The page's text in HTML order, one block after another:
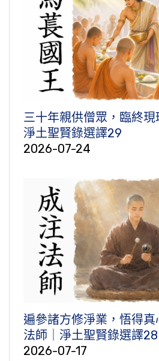
三十年親供僧眾，臨終現
淨土聖賢錄選譯29
2026-07-24
遍參諸方修淨業，悟得
法師｜淨土聖賢錄選譯28
2026-07-17